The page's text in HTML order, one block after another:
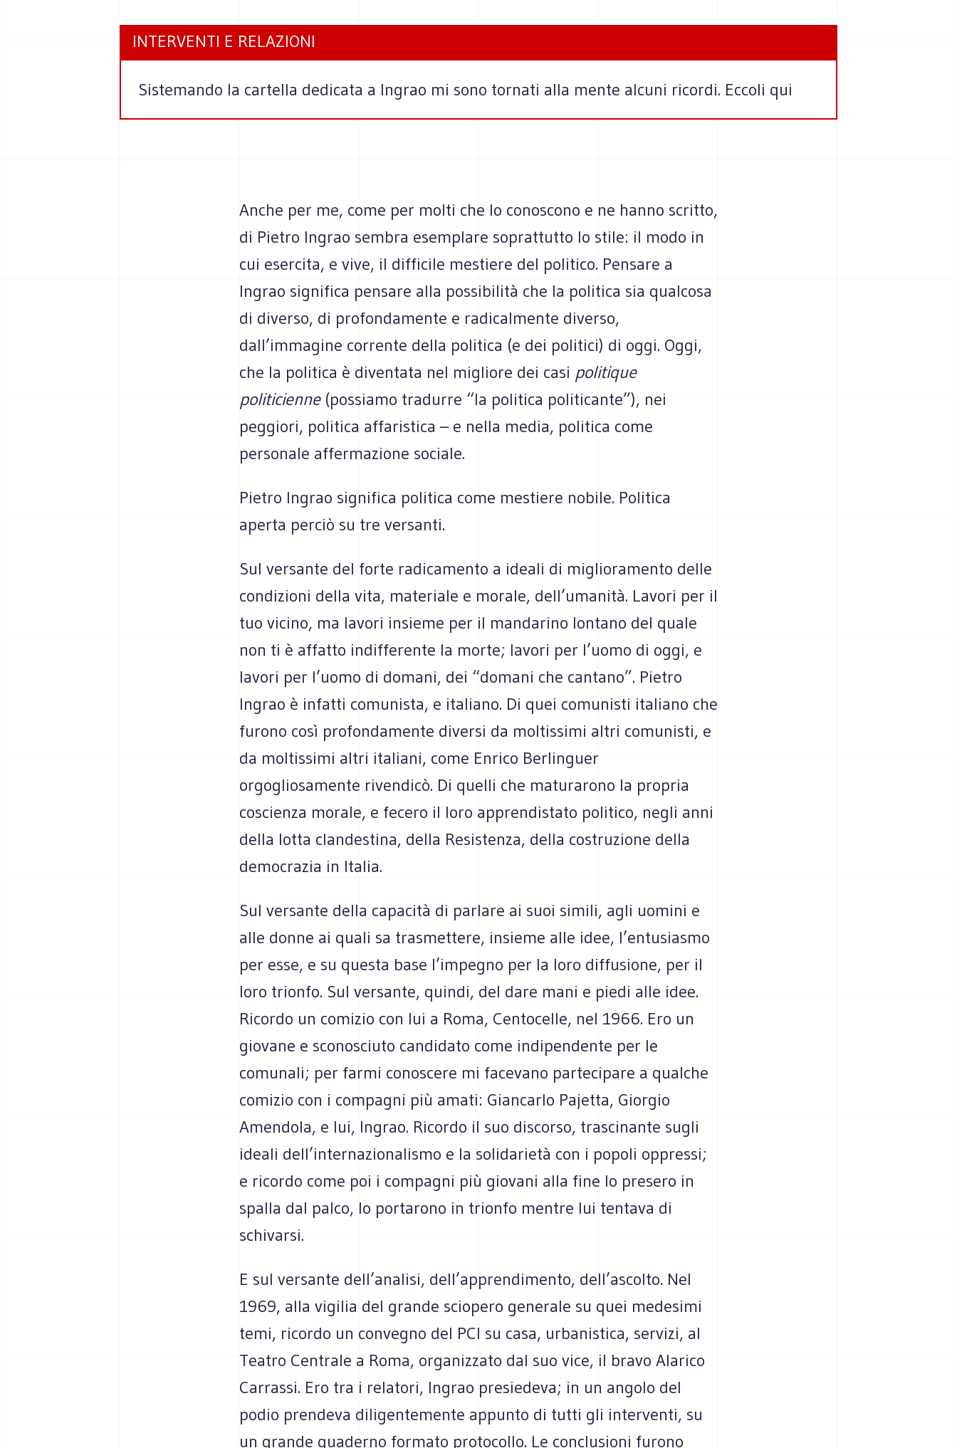
INTERVENTI E RELAZIONI
Sistemando la cartella dedicata a Ingrao mi sono tornati alla mente alcuni ricordi. Eccoli qui
Anche per me, come per molti che lo conoscono e ne hanno scritto,
di Pietro Ingrao sembra esemplare soprattutto lo stile: il modo in
cui esercita, e vive, il difficile mestiere del politico. Pensare a
Ingrao significa pensare alla possibilità che la politica sia qualcosa
di diverso, di profondamente e radicalmente diverso,
dall’immagine corrente della politica (e dei politici) di oggi. Oggi,
che la politica è diventata nel migliore dei casi politique
politicienne(possiamo tradurre “la politica politicante”), nei
peggiori, politica affaristica – e nella media, politica come
personale affermazione sociale.
Pietro Ingrao significa politica come mestiere nobile. Politica
aperta perciò su tre versanti.
Sul versante del forte radicamento a ideali di miglioramento delle
condizioni della vita, materiale e morale, dell’umanità. Lavori per il
tuo vicino, ma lavori insieme per il mandarino lontano del quale
non ti è affatto indifferente la morte; lavori per l’uomo di oggi, e
lavori per l’uomo di domani, dei “domani che cantano”. Pietro
Ingrao è infatti comunista, e italiano. Di quei comunisti italiano che
furono così profondamente diversi da moltissimi altri comunisti, e
da moltissimi altri italiani, come Enrico Berlinguer
orgogliosamente rivendicò. Di quelli che maturarono la propria
coscienza morale, e fecero il loro apprendistato politico, negli anni
della lotta clandestina, della Resistenza, della costruzione della
democrazia in Italia.
Sul versante della capacità di parlare ai suoi simili, agli uomini e
alle donne ai quali sa trasmettere, insieme alle idee, l’entusiasmo
per esse, e su questa base l’impegno per la loro diffusione, per il
loro trionfo. Sul versante, quindi, del dare mani e piedi alle idee.
Ricordo un comizio con lui a Roma, Centocelle, nel 1966. Ero un
giovane e sconosciuto candidato come indipendente per le
comunali; per farmi conoscere mi facevano partecipare a qualche
comizio con i compagni più amati: Giancarlo Pajetta, Giorgio
Amendola, e lui, Ingrao. Ricordo il suo discorso, trascinante sugli
ideali dell’internazionalismo e la solidarietà con i popoli oppressi;
e ricordo come poi i compagni più giovani alla fine lo presero in
spalla dal palco, lo portarono in trionfo mentre lui tentava di
schivarsi.
E sul versante dell’analisi, dell’apprendimento, dell’ascolto. Nel
1969, alla vigilia del grande sciopero generale su quei medesimi
temi, ricordo un convegno del PCI su casa, urbanistica, servizi, al
Teatro Centrale a Roma, organizzato dal suo vice, il bravo Alarico
Carrassi. Ero tra i relatori, Ingrao presiedeva; in un angolo del
podio prendeva diligentemente appunto di tutti gli interventi, su
un grande quaderno formato protocollo. Le conclusioni furono